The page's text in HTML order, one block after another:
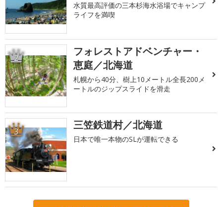
水質最高評価の三本杉海水浴場でキャンプ
ライフを満喫
2
フォレストアドベンチャー・
恵庭／北海道
札幌から40分、樹上10メートル全長200メ
ートルのジップスライドを滑走
3 三笠鉄道村／北海道
日本で唯一本物のSLが運転できる